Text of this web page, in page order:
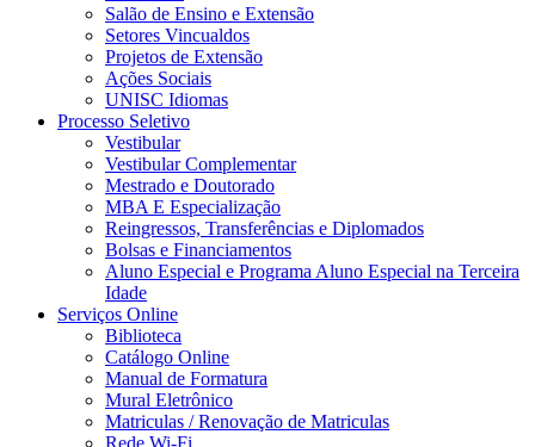
Salão de Ensino e Extensão
Setores Vincualdos
Projetos de Extensão
Ações Sociais
UNISC Idiomas
Processo Seletivo
Vestibular
Vestibular Complementar
Mestrado e Doutorado
MBA E Especialização
Reingressos, Transferências e Diplomados
Bolsas e Financiamentos
Aluno Especial e Programa Aluno Especial na Terceira
Idade
Serviços Online
Biblioteca
Catálogo Online
Manual de Formatura
Mural Eletrônico
Matriculas / Renovação de Matriculas
Rede Wi-Fi